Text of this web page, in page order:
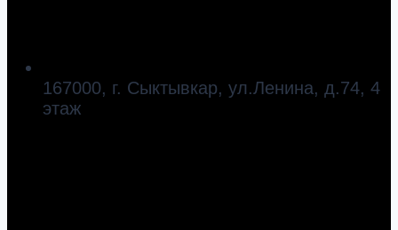
167000, г. Сыктывкар, ул.Ленина, д.74, 4
этаж